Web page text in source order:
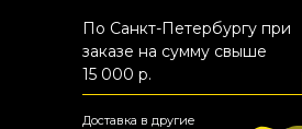
По Санкт-Петербургу при
заказе на сумму свыше
15 000 р.
Доставка в другие